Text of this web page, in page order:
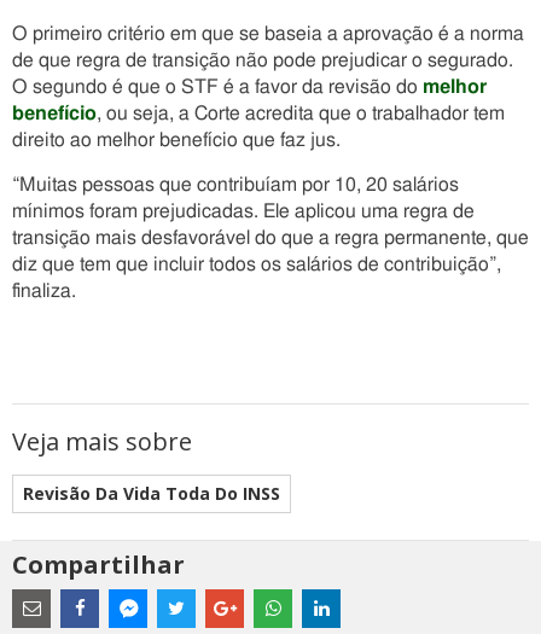
O primeiro critério em que se baseia a aprovação é a norma
de que regra de transição não pode prejudicar o segurado.
O segundo é que o STF é a favor da revisão do melhor
benefício, ou seja, a Corte acredita que o trabalhador tem
direito ao melhor benefício que faz jus.
“Muitas pessoas que contribuíam por 10, 20 salários
mínimos foram prejudicadas. Ele aplicou uma regra de
transição mais desfavorável do que a regra permanente, que
diz que tem que incluir todos os salários de contribuição”,
finaliza.
Veja mais sobre
Revisão Da Vida Toda Do INSS
Compartilhar
Estes
são
links